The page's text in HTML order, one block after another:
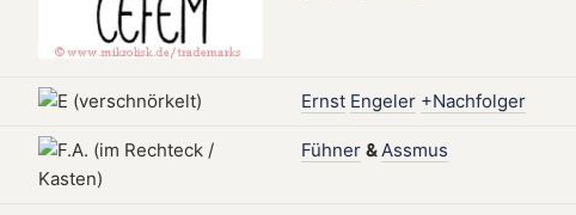
Ernst Engeler +Nachfolger
Fühner &Assmus